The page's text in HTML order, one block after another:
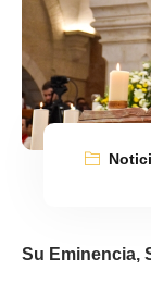
Su Eminencia,